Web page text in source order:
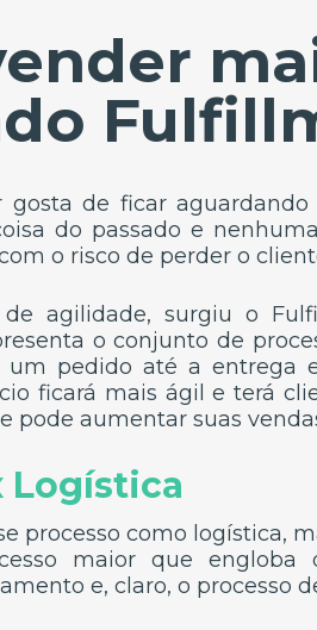
de ficar aguardando
do passado e
o risco de perder o
agilidade, surgiu o
o conjunto de
pedido até a entrega
ficará mais ágil e terá
pode aumentar suas
Logística
processo como logística,
maior que engloba
e, claro, o processo